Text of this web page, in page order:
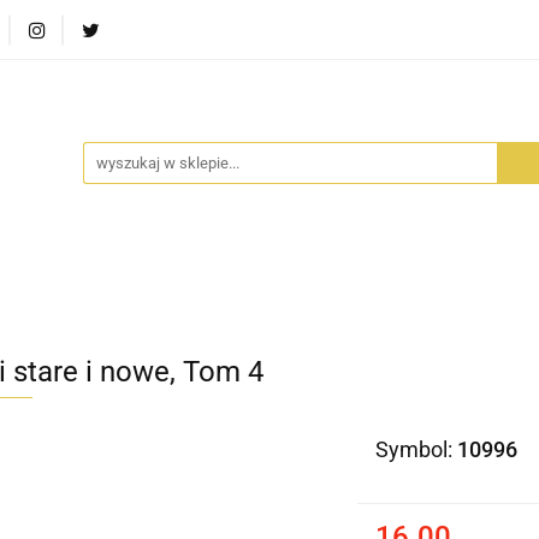
SZUFLADA
stare i nowe, Tom 4
Symbol: 10996